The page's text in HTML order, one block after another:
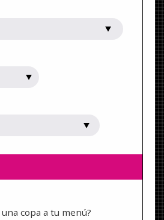
copa a tu menú?